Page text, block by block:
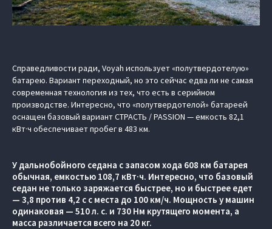
Справедливости ради, Voyah использует «полутвердотелую»
батарею. Вариант переходный, но это сейчас едва ли не самая
современная технология из тех, что есть в серийном
производстве. Интересно, что «полутвердотелой» батареей
оснащен базовый вариант СТРАСТЬ / PASSION — емкость 82,1
кВт·ч обеспечивает пробег в 483 км.
У дальнобойного седана с запасом хода 608 км батарея
обычная, емкостью 108,7 кВт·ч. Интересно, что базовый
седан не только заряжается быстрее, но и быстрее едет
— 3,8 против 4,2 с с места до 100 км/ч. Мощность у машин
одинаковая — 510 л. с. и 730 Нм крутящего момента, а
масса различается всего на 20 кг.